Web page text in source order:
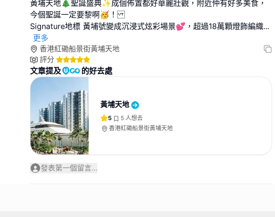
黃埔天地🎄聖誕盛典✨️成個佈置都好華麗壯觀，附近仲有好多美食，
今個聖誕一定要黎啊🥳！
Signature地標 黃埔號變成沉浸式炫彩場景💕，超過18萬顆燈飾編織...
更多
香港紅磡船景街黃埔天地
評分
文章提及 的好去處
黃埔天地
5 5 人想去
香港紅磡船景街黃埔天地
發表第一個留言...